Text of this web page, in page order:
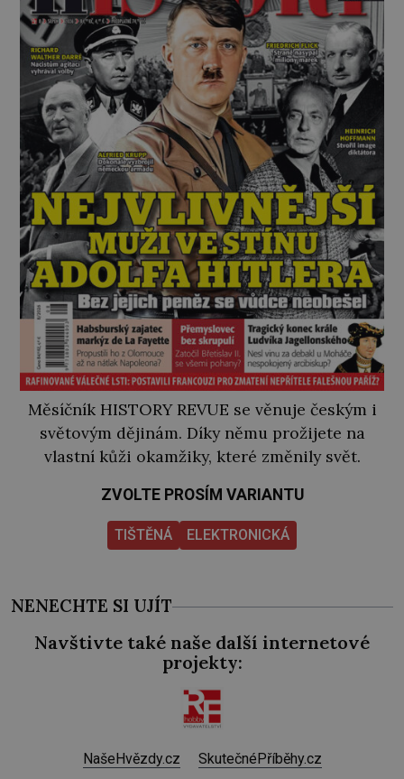
Měsíčník HISTORY REVUE se věnuje českým i
světovým dějinám. Díky němu prožijete na
vlastní kůži okamžiky, které změnily svět.
ZVOLTE PROSÍM VARIANTU
TIŠTĚNÁ ELEKTRONICKÁ
NENECHTE SI UJÍT
Navštivte také naše další internetové
projekty:
NašeHvězdy.cz SkutečnéPříběhy.cz